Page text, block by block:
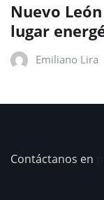
Nuevo
lugar
Emiliano Lira
Contáctanos en